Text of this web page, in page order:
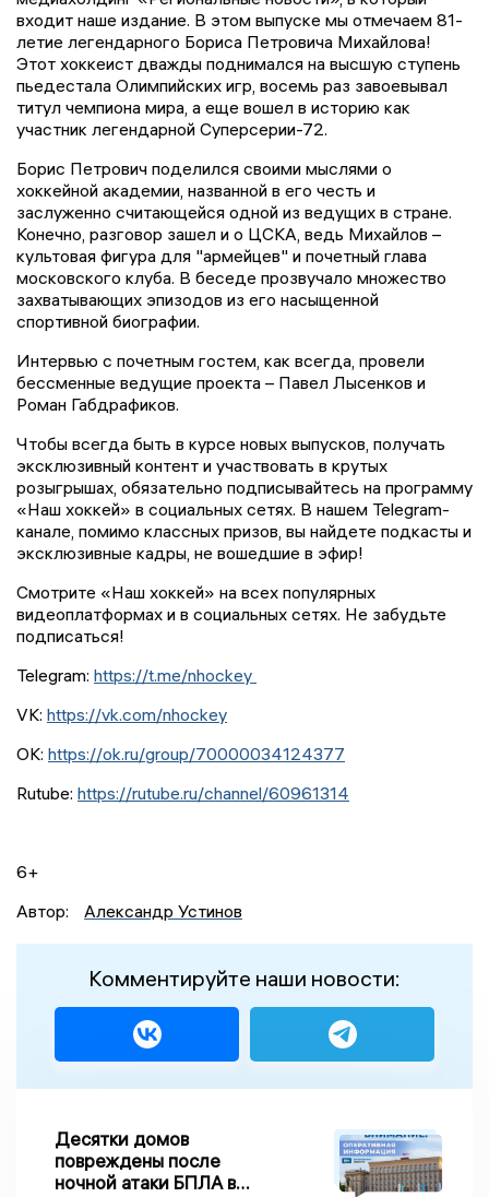
входит наше издание. В этом выпуске мы отмечаем 81-
летие легендарного Бориса Петровича Михайлова!
Этот хоккеист дважды поднимался на высшую ступень
пьедестала Олимпийских игр, восемь раз завоевывал
титул чемпиона мира, а еще вошел в историю как
участник легендарной Суперсерии-72.
Борис Петрович поделился своими мыслями о
хоккейной академии, названной в его честь и
заслуженно считающейся одной из ведущих в стране.
Конечно, разговор зашел и о ЦСКА, ведь Михайлов –
культовая фигура для "армейцев" и почетный глава
московского клуба. В беседе прозвучало множество
захватывающих эпизодов из его насыщенной
спортивной биографии.
Интервью с почетным гостем, как всегда, провели
бессменные ведущие проекта – Павел Лысенков и
Роман Габдрафиков.
Чтобы всегда быть в курсе новых выпусков, получать
эксклюзивный контент и участвовать в крутых
розыгрышах, обязательно подписывайтесь на программу
«Наш хоккей» в социальных сетях. В нашем Telegram-
канале, помимо классных призов, вы найдете подкасты и
эксклюзивные кадры, не вошедшие в эфир!
Смотрите «Наш хоккей» на всех популярных
видеоплатформах и в социальных сетях. Не забудьте
подписаться!
Telegram: https://t.me/nhockey
VK: https://vk.com/nhockey
ОК: https://ok.ru/group/70000034124377
Rutube: https://rutube.ru/channel/60961314
6+
Автор:
Александр Устинов
Комментируйте наши новости:
Десятки домов
повреждены после
ночной атаки БПЛА в